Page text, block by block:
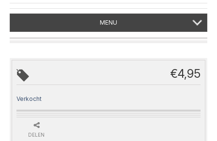
MENU
€4,95
Verkocht
DELEN